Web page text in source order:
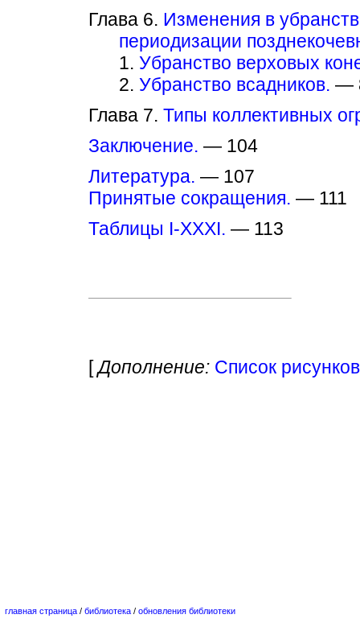
Глава 6. Изменения в
периодизации
1. Убранство верховых
2. Убранство всадников. —
Глава 7. Типы коллективных
Заключение. — 104
Литература. — 107
Принятые сокращения. — 111
Таблицы I-XXXI. — 113
[Дополнение: Список
главная страница / библиотека / обновления библиотеки